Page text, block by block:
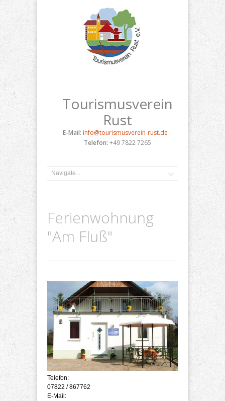
Tourismusverein
Rust
E-Mail: info@tourismusverein-rust.de
Telefon: +49 7822 7265
Ferienwohnung
"Am Fluß"
Telefon:
07822 / 867762
E-Mail: